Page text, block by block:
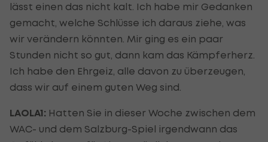
lässt einen das nicht kalt. Ich habe mir Gedanken
gemacht, welche Schlüsse ich daraus ziehe, was
wir verändern könnten. Mir ging es ein paar
Stunden nicht so gut, dann kam das Kämpferherz.
Ich habe den Ehrgeiz, alle davon zu überzeugen,
dass wir auf einem guten Weg sind.
LAOLA1: Hatten Sie in dieser Woche zwischen dem
WAC- und dem Salzburg-Spiel irgendwann das